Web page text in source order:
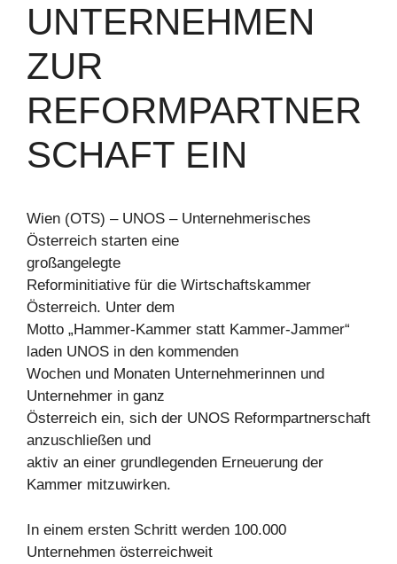
UNTERNEHMEN
ZUR
REFORMPARTNER
SCHAFT EIN
Wien (OTS) – UNOS – Unternehmerisches
Österreich starten eine
großangelegte
Reforminitiative für die Wirtschaftskammer
Österreich. Unter dem
Motto „Hammer-Kammer statt Kammer-Jammer“
laden UNOS in den kommenden
Wochen und Monaten Unternehmerinnen und
Unternehmer in ganz
Österreich ein, sich der UNOS Reformpartnerschaft
anzuschließen und
aktiv an einer grundlegenden Erneuerung der
Kammer mitzuwirken.
In einem ersten Schritt werden 100.000
Unternehmen österreichweit